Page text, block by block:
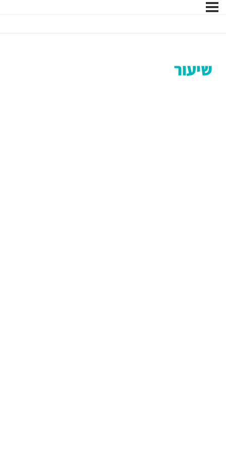
שיעור